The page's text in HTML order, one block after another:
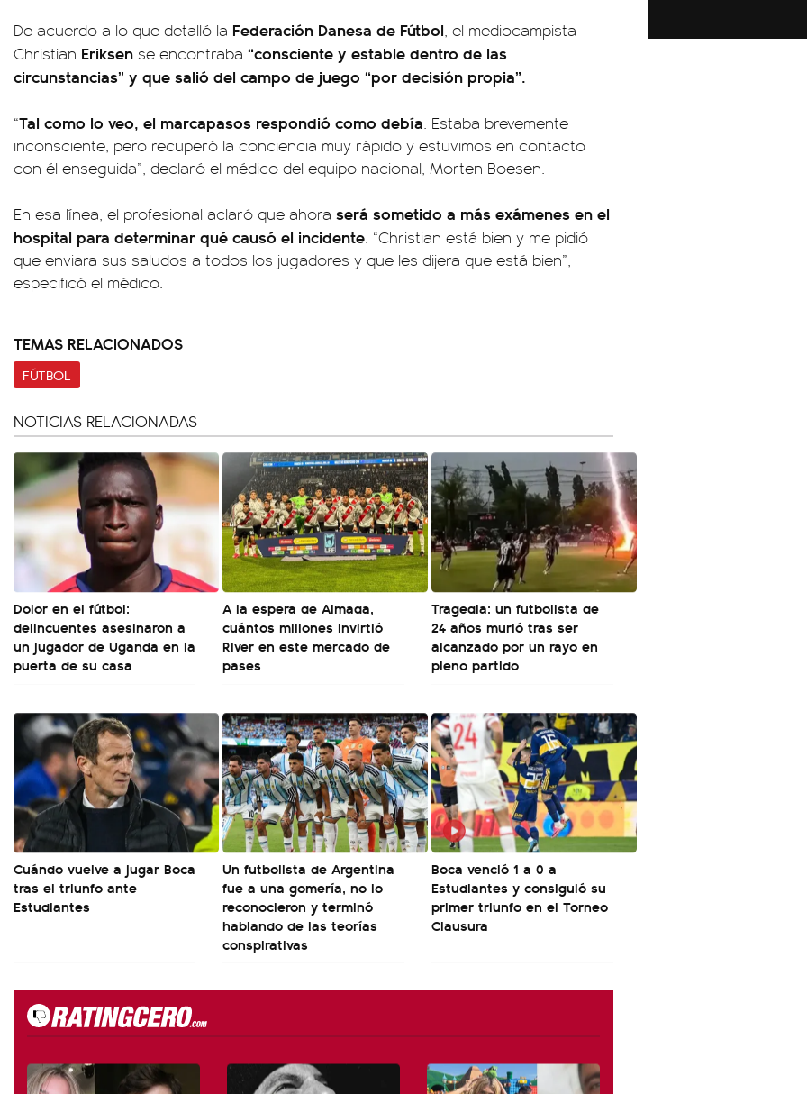
De acuerdo a lo que detalló la Federación Danesa de Fútbol, el mediocampista
Christian Eriksen se encontraba “consciente y estable dentro de las
circunstancias” y que salió del campo de juego “por decisión propia”.
“Tal como lo veo, el marcapasos respondió como debía. Estaba brevemente
inconsciente, pero recuperó la conciencia muy rápido y estuvimos en contacto
con él enseguida”, declaró el médico del equipo nacional, Morten Boesen.
En esa línea, el profesional aclaró que ahora será sometido a más exámenes en el
hospital para determinar qué causó el incidente. “Christian está bien y me pidió
que enviara sus saludos a todos los jugadores y que les dijera que está bien”,
especificó el médico.
TEMAS RELACIONADOS
FÚTBOL
NOTICIAS RELACIONADAS
Dolor en el fútbol:
delincuentes asesinaron a
un jugador de Uganda en la
puerta de su casa
A la espera de Almada,
cuántos millones invirtió
River en este mercado de
pases
Tragedia: un futbolista de
24 años murió tras ser
alcanzado por un rayo en
pleno partido
Cuándo vuelve a jugar Boca
tras el triunfo ante
Estudiantes
Un futbolista de Argentina
fue a una gomería, no lo
reconocieron y terminó
hablando de las teorías
conspirativas
Boca venció 1 a 0 a
Estudiantes y consiguió su
primer triunfo en el Torneo
Clausura
como "una lista sábana con temas nefastos"
y destacó "la movilización popular". 📌 La
declaración fue desde el santuario de San
sociedad no solo sufre porque no llega sino
agua y soportó las bajas
últimos días: "Son dificultades